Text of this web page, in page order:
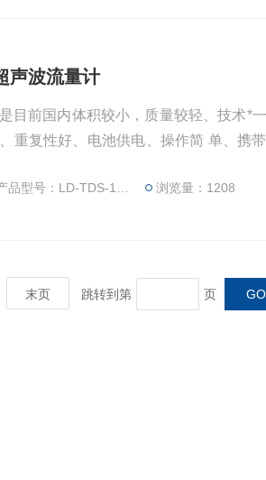
声波流量计
目前国内体积较小，质量较轻、技术*
重复性好、电池供电、操作简 单、携
品型号：LD-TDS-100H 浏览量：1208
末页 跳转到第 页